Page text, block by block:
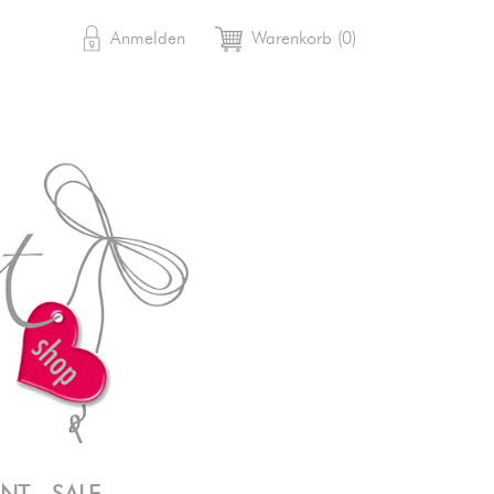
 Anmelden shopping_cart Warenkorb (0)